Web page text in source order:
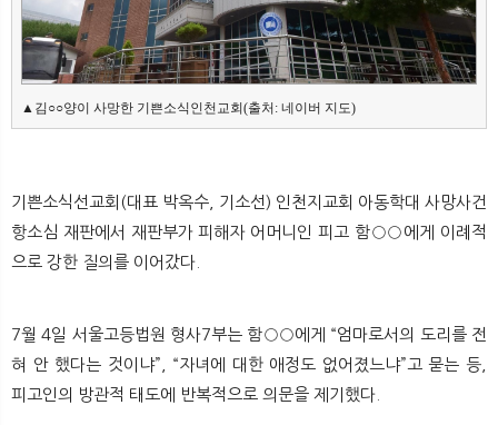
▲김○○양이 사망한 기쁜소식인천교회(출처: 네이버 지도)
기쁜소식선교회(대표 박옥수, 기소선) 인천지교회 아동학대 사망사건
항소심 재판에서 재판부가 피해자 어머니인 피고 함○○에게 이례적
으로 강한 질의를 이어갔다.
7월 4일 서울고등법원 형사7부는 함○○에게 “엄마로서의 도리를 전
혀 안 했다는 것이냐”, “자녀에 대한 애정도 없어졌느냐”고 묻는 등,
피고인의 방관적 태도에 반복적으로 의문을 제기했다.